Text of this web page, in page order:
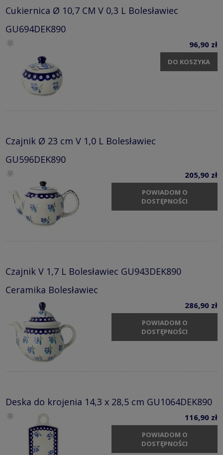
Cukiernica Ø 10,7 CM V 0,3 L Bolesławiec
GU694DEK890
96,90 zł
DO KOSZYKA
Czajnik Ø 23 cm V 1,0 L Bolesławiec
GU596DEK890
205,90 zł
POWIADOM O
DOSTĘPNOŚCI
Czajnik V 1,7 L Bolesławiec GU943DEK890
Ceramika Bolesławiec
286,90 zł
POWIADOM O
DOSTĘPNOŚCI
Deska do krojenia 14,3 x 28,5 cm GU1064DEK890
116,90 zł
POWIADOM O
DOSTĘPNOŚCI